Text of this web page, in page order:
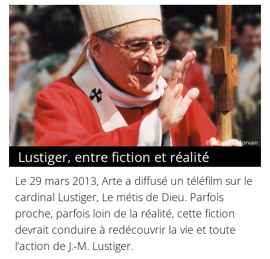
© Jacques Morvan
Lustiger, entre fiction et réalité
Le 29 mars 2013, Arte a diffusé un téléfilm sur le
cardinal Lustiger, Le métis de Dieu. Parfois
proche, parfois loin de la réalité, cette fiction
devrait conduire à redécouvrir la vie et toute
l’action de J.-M. Lustiger.